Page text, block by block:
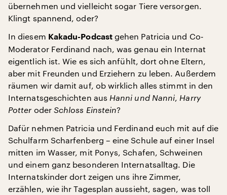
übernehmen und vielleicht sogar Tiere versorgen.
Klingt spannend, oder?
In diesem Kakadu-Podcastgehen Patricia und Co-
Moderator Ferdinand nach, was genau ein Internat
eigentlich ist. Wie es sich anfühlt, dort ohne Eltern,
aber mit Freunden und Erziehern zu leben. Außerdem
räumen wir damit auf, ob wirklich alles stimmt in den
Internatsgeschichten aus Hanni und Nanni Harry
Potter oder Schloss Einstein?
Dafür nehmen Patricia und Ferdinand euch mit auf die
Schulfarm Scharfenberg – eine Schule auf einer Insel
mitten im Wasser, mit Ponys, Schafen, Schweinen
und einem ganz besonderen Internatsalltag. Die
Internatskinder dort zeigen uns ihre Zimmer,
erzählen, wie ihr Tagesplan aussieht, sagen, was toll